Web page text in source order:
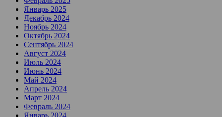
Январь 2025
Декабрь 2024
Ноябрь 2024
Октябрь 2024
Сентябрь 2024
Август 2024
Июль 2024
Июнь 2024
Май 2024
Апрель 2024
Март 2024
Февраль 2024